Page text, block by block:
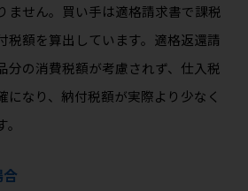
ません。買い手は適格請求書で課税
税額を算出しています。適格返還請
分の消費税額が考慮されず、仕入税
になり、納付税額が実際より少なく